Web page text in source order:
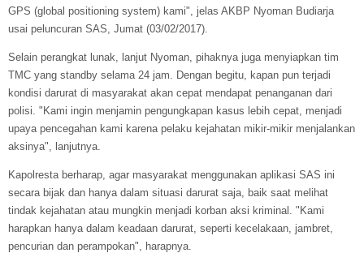
GPS (global positioning system) kami", jelas AKBP Nyoman Budiarja
usai peluncuran SAS, Jumat (03/02/2017).
Selain perangkat lunak, lanjut Nyoman, pihaknya juga menyiapkan tim
TMC yang standby selama 24 jam. Dengan begitu, kapan pun terjadi
kondisi darurat di masyarakat akan cepat mendapat penanganan dari
polisi. "Kami ingin menjamin pengungkapan kasus lebih cepat, menjadi
upaya pencegahan kami karena pelaku kejahatan mikir-mikir menjalankan
aksinya", lanjutnya.
Kapolresta berharap, agar masyarakat menggunakan aplikasi SAS ini
secara bijak dan hanya dalam situasi darurat saja, baik saat melihat
tindak kejahatan atau mungkin menjadi korban aksi kriminal. "Kami
harapkan hanya dalam keadaan darurat, seperti kecelakaan, jambret,
pencurian dan perampokan", harapnya.